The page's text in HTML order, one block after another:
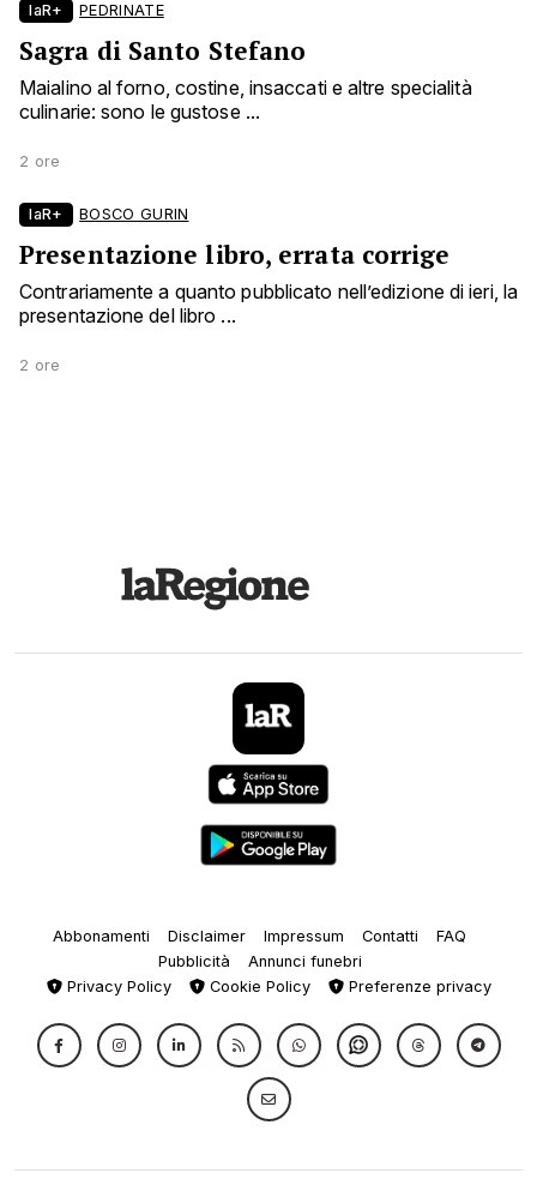
laR+ PEDRINATE
Sagra di Santo Stefano
Maialino al forno, costine, insaccati e altre specialità
culinarie: sono le gustose ...
2 ore
laR+ BOSCO GURIN
Presentazione libro, errata corrige
Contrariamente a quanto pubblicato nell’edizione di ieri, la
presentazione del libro ...
2 ore
Abbonamenti Disclaimer Impressum Contatti
FAQ
Pubblicità
Annunci funebri
Privacy Policy
Cookie Policy Preferenze privacy